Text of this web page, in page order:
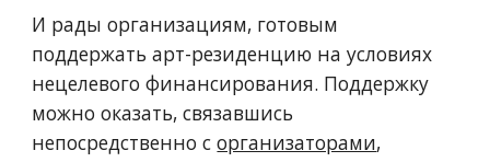
И рады организациям, готовым
поддержать арт-резиденцию на условиях
нецелевого финансирования. Поддержку
можно оказать, связавшись
непосредственно сорганизаторами,